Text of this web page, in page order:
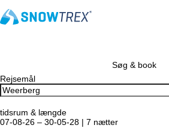
Søg & book
Rejsemål
tidsrum & længde
07-08-26 – 30-05-28 | 7 nætter